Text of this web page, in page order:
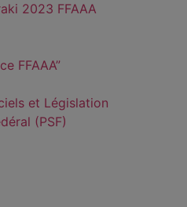
2023 FFAAA
FFAAA”
et Législation
(PSF)